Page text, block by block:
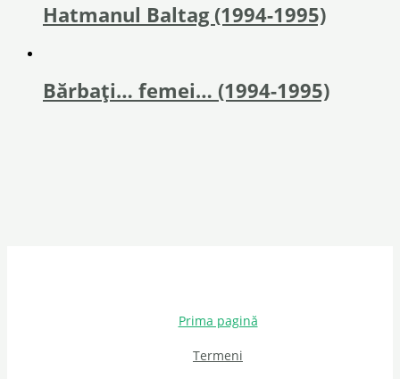
Hatmanul Baltag (1994-1995)
Bărbați… femei… (1994-1995)
Prima pagină
Termeni